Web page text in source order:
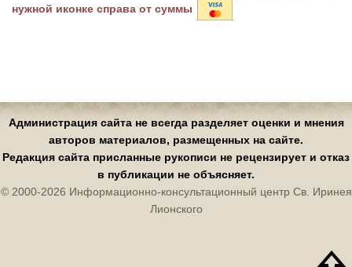
нужной иконке справа от суммы
Администрация сайта не всегда разделяет оценки и мнения
авторов материалов, размещенных на сайте.
Редакция сайта присланные рукописи не рецензирует и отказ
в публикации не объясняет.
© 2000-2026 Информационно-консультационный центр Св. Иринея
Лионского